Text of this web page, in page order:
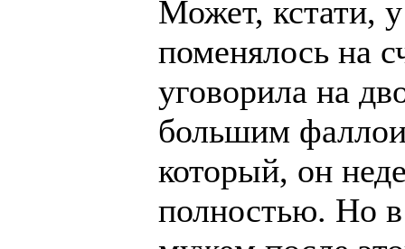
Может, кстати,
поменялось на
уговорила на
большим
который, он
полностью. Но